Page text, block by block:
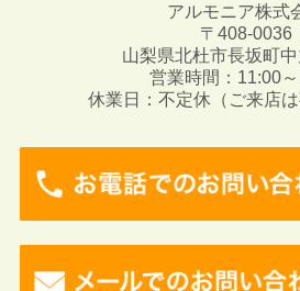
アルモニア株式
〒408-0036
山梨県北杜市長坂町
営業時間：11:00
休業日：不定休（ご来店は